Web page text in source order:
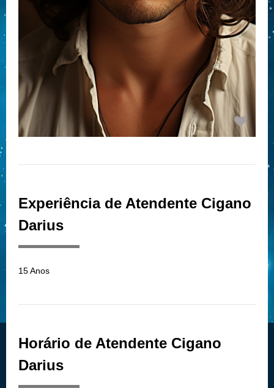
Experiência de Atendente Cigano
Darius
15 Anos
Horário de Atendente Cigano
Darius